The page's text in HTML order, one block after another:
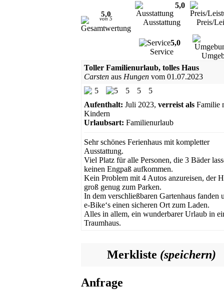
5,0
von 5
5,0
Ausstattung
Preis/
5,0
Service
Toller Familienurlaub, tolles Haus
Carsten aus Hungen vom 01.07.2023
5
5 5 5
5
Aufenthalt: Juli 2023, verreist als Familie
Kindern
Urlaubsart: Familienurlaub
Sehr schönes Ferienhaus mit kompletter
Ausstattung.
Viel Platz für alle Personen, die 3 Bäder
keinen Engpaß aufkommen.
Kein Problem mit 4 Autos anzureisen, der
groß genug zum Parken.
In dem verschließbaren Gartenhaus fanden
e-Bike‘s einen sicheren Ort zum Laden.
Alles in allem, ein wunderbarer Urlaub in
Traumhaus.
Merkliste (speichern)
Anfrage